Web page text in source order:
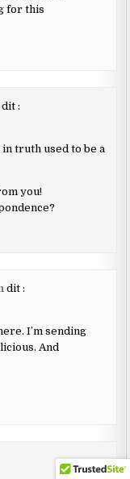
for this
dit :
truth used to be a
you!
dit :
I’m sending
And